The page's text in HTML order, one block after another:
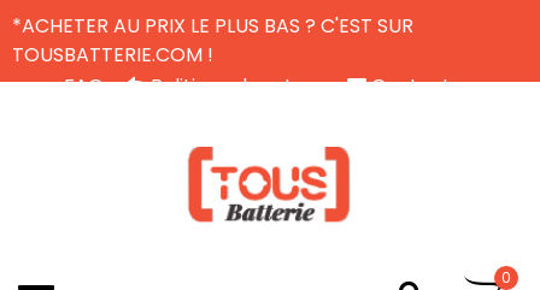
*ACHETER AU PRIX LE PLUS BAS ? C'EST SUR
TOUSBATTERIE.COM !
FAQ
Politique de retour
Contactez-nous
0